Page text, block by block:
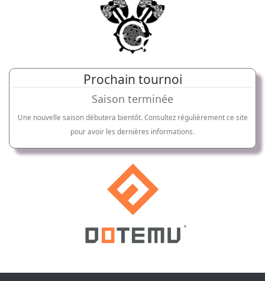
Prochain tournoi
Saison terminée
Une nouvelle saison débutera bientôt. Consultez régulièrement ce site
pour avoir les dernières informations.